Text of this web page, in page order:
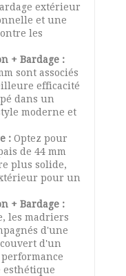
extérieur
et une
les
+ Bardage :
sont associés
efficacité
dans un
moderne et
: Optez pour
de 44 mm
plus solide,
pour un
+ Bardage :
les madriers
d'une
d'un
esthétique